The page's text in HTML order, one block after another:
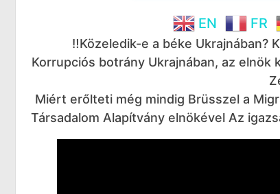
EN FR
‼️Közeledik-e a béke Ukrajnában?
Korrupciós botrány Ukrajnában, az
Miért erőlteti még mindig Brüsszel a
Társadalom Alapítvány elnökével Az